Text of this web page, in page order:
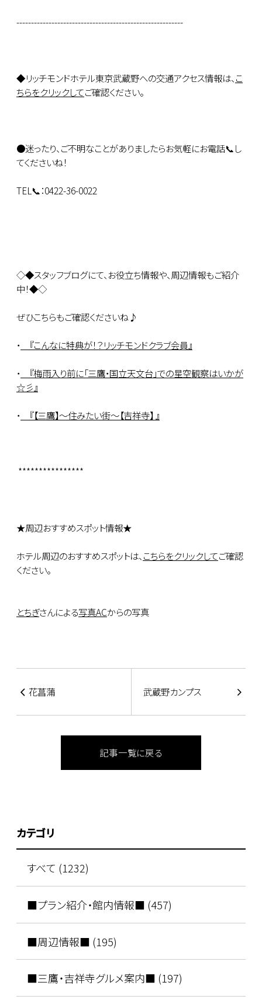
---------------------------------------------------------
◆リッチモンドホテル東京武蔵野への交通アクセス情報は、 こ
ちらをクリックしてご確認ください。
●迷ったり、ご不明なことがありましたらお気軽にお電話📞し
てくださいね！
TEL📞：0422-36-0022
◇◆スタッフブログにて、お役立ち情報や、周辺情報もご紹介
中！◆◇
ぜひこちらもご確認くださいね♪
・ 『こんなに特典が！？リッチモンドクラブ会員』
・ 『梅雨入り前に「三鷹・国立天文台」での星空観察はいかが
☆彡』
・ 『【三鷹】～住みたい街～【吉祥寺】 』
****************
★周辺おすすめスポット情報★
ホテル周辺のおすすめスポットは、 こちらをクリックしてご確認
ください。
とちぎさんによる写真ACからの写真
花菖蒲 武蔵野カンプス
記事一覧に戻る
カテゴリ
すべて (1232)
■プラン紹介・館内情報■ (457)
■周辺情報■ (195)
■三鷹・吉祥寺グルメ案内■ (197)